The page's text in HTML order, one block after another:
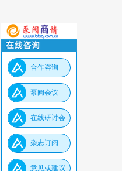
合作咨询
泵阀会议
在线研讨会
杂志订阅
意见或建议